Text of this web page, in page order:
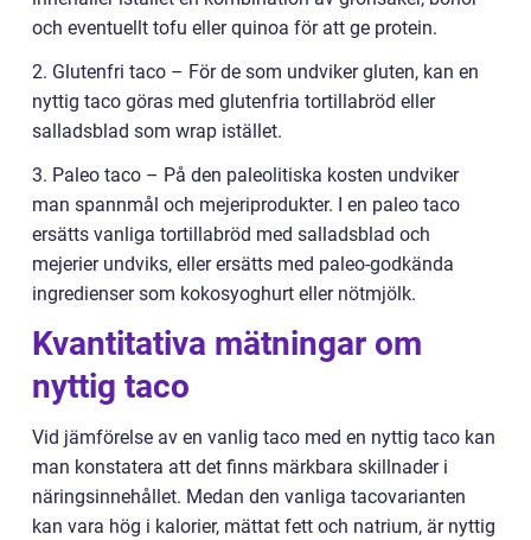
och eventuellt tofu eller quinoa för att ge protein.
2. Glutenfri taco – För de som undviker gluten, kan en
nyttig taco göras med glutenfria tortillabröd eller
salladsblad som wrap istället.
3. Paleo taco – På den paleolitiska kosten undviker
man spannmål och mejeriprodukter. I en paleo taco
ersätts vanliga tortillabröd med salladsblad och
mejerier undviks, eller ersätts med paleo-godkända
ingredienser som kokosyoghurt eller nötmjölk.
Kvantitativa mätningar om
nyttig taco
Vid jämförelse av en vanlig taco med en nyttig taco kan
man konstatera att det finns märkbara skillnader i
näringsinnehållet. Medan den vanliga tacovarianten
kan vara hög i kalorier, mättat fett och natrium, är nyttig